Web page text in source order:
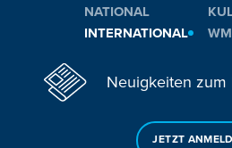
NATIONAL
INTERNATIONAL
Neuigkeiten zum
JETZT